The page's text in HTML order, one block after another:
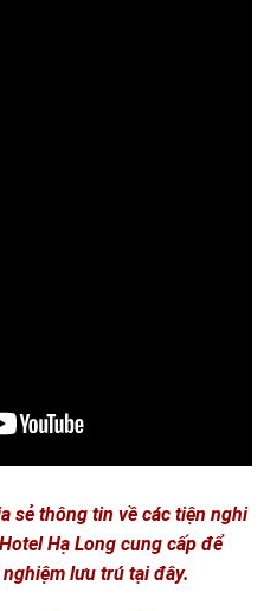
sẻ thông tin về các tiện nghi
Hạ Long cung cấp để
lưu trú tại đây.